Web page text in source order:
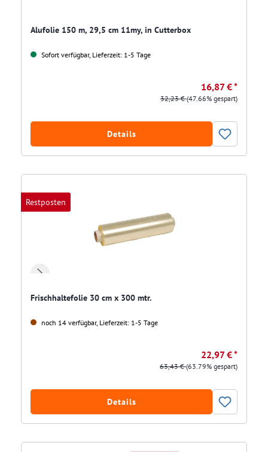
Alufolie 150 m, 29,5 cm 11my, in Cutterbox
Sofort verfügbar, Lieferzeit: 1-5 Tage
16,87 € *
32,23 €(47.66% gespart)
Details
Restposten
Frischhaltefolie 30 cm x 300 mtr.
noch 14 verfügbar, Lieferzeit: 1-5 Tage
22,97 € *
63,43 €(63.79% gespart)
Details